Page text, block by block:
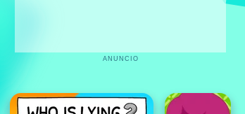
ANUNCIO